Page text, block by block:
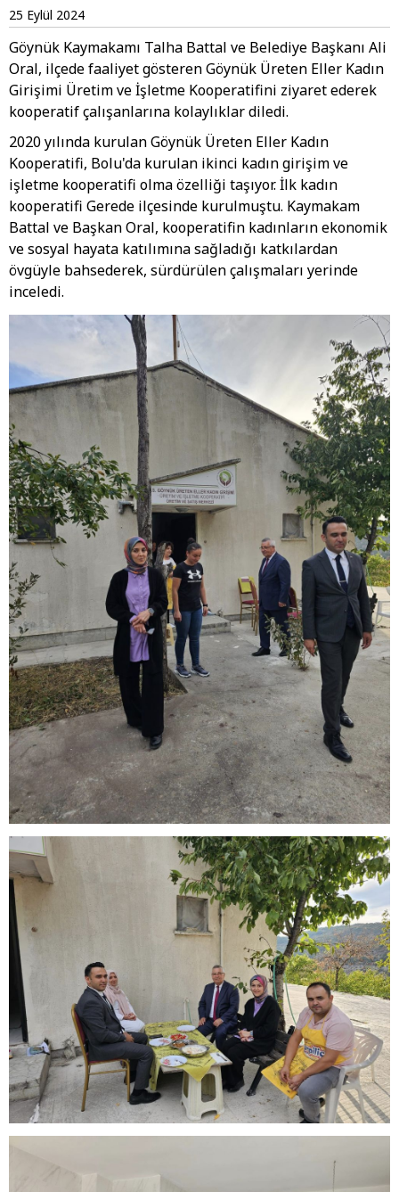
25 Eylül 2024
Göynük Kaymakamı Talha Battal ve Belediye Başkanı Ali
Oral, ilçede faaliyet gösteren Göynük Üreten Eller Kadın
Girişimi Üretim ve İşletme Kooperatifini ziyaret ederek
kooperatif çalışanlarına kolaylıklar diledi.
2020 yılında kurulan Göynük Üreten Eller Kadın
Kooperatifi, Bolu'da kurulan ikinci kadın girişim ve
işletme kooperatifi olma özelliği taşıyor. İlk kadın
kooperatifi Gerede ilçesinde kurulmuştu. Kaymakam
Battal ve Başkan Oral, kooperatifin kadınların ekonomik
ve sosyal hayata katılımına sağladığı katkılardan
övgüyle bahsederek, sürdürülen çalışmaları yerinde
inceledi.